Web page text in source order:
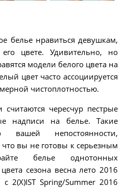
белье нравиться девушкам,
цвете. Удивительно, но
модели белого цвета на
цвет часто ассоциируется
чистоплотностью.
чересчур пестрые
надписи на белье. Такие
непостоянности,
вы не готовы к серьезным
белье однотонных
сезона весна лето 2016
2(X)IST Spring/Summer 2016